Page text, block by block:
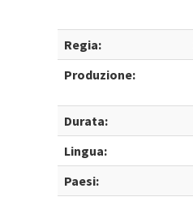
Regia:
Produzione:
Durata:
Lingua:
Paesi: